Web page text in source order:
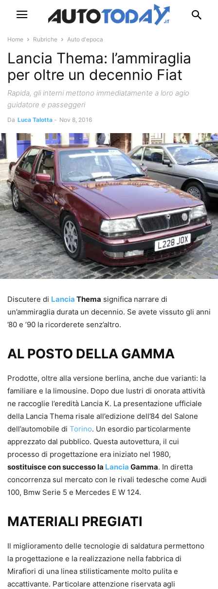
Home Rubriche Auto d'epoca
Lancia Thema: l’ammiraglia
per oltre un decennio Fiat
Rapida, gli interni mettono immediatamente a loro agio
guidatore e passeggeri
Da Luca Talotta - Nov 8, 2016
Discutere di Lancia Thema significa narrare di
un’ammiraglia durata un decennio. Se avete vissuto gli anni
’80 e ’90 la ricorderete senz’altro.
AL POSTO DELLA GAMMA
Prodotte, oltre alla versione berlina, anche due varianti: la
familiare e la limousine. Dopo due lustri di onorata attività
ne raccoglie l’eredità Lancia K. La presentazione ufficiale
della Lancia Thema risale all’edizione dell’84 del Salone
dell’automobile di Torino. Un esordio particolarmente
apprezzato dal pubblico. Questa autovettura, il cui
processo di progettazione era iniziato nel 1980,
sostituisce con successo la Lancia Gamma. In diretta
concorrenza sul mercato con le rivali tedesche come Audi
100, Bmw Serie 5 e Mercedes E W 124.
MATERIALI PREGIATI
Il miglioramento delle tecnologie di saldatura permettono
la progettazione e la realizzazione nella fabbrica di
Mirafiori di una linea stilisticamente molto pulita e
accattivante. Particolare attenzione riservata agli